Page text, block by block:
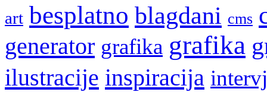
art besplatno blagdani cms
generator grafika grafika
ilustracije inspiracija